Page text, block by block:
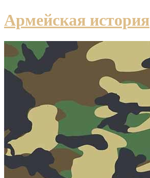
Армейская история